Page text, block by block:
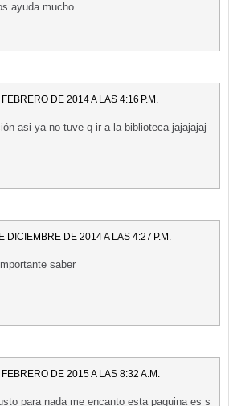
ayuda mucho
DE 2014 A LAS 4:16 P.M.
asi ya no tuve q ir a la biblioteca jajajajaj
DICIEMBRE DE 2014 A LAS 4:27 P.M.
saber
DE 2015 A LAS 8:32 A.M.
para nada me encanto esta paguina es s